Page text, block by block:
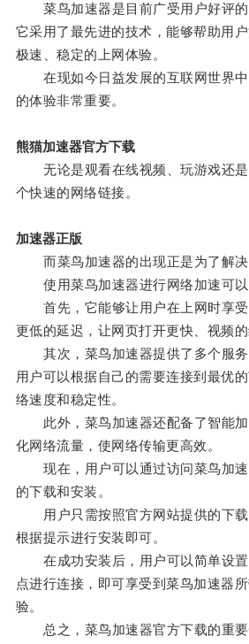
菜鸟加速器是目前广受用户好评的
它采用了最先进的技术，能够帮助用
极速、稳定的上网体验。
在现如今日益发展的互联网世界中
的体验非常重要。
熊猫加速器官方下载
无论是观看在线视频、玩游戏还是
个快速的网络链接。
加速器正版
而菜鸟加速器的出现正是为了解决
使用菜鸟加速器进行网络加速可以
首先，它能够让用户在上网时享受
更低的延迟，让网页打开更快、视频的
其次，菜鸟加速器提供了多个服务
用户可以根据自己的需要连接到最优
络速度和稳定性。
此外，菜鸟加速器还配备了智能加
化网络流量，使网络传输更高效。
现在，用户可以通过访问菜鸟加速
的下载和安装。
用户只需按照官方网站提供的下载
根据提示进行安装即可。
在成功安装后，用户可以简单设置
点进行连接，即可享受到菜鸟加速器
验。
总之，菜鸟加速器官方下载的重要